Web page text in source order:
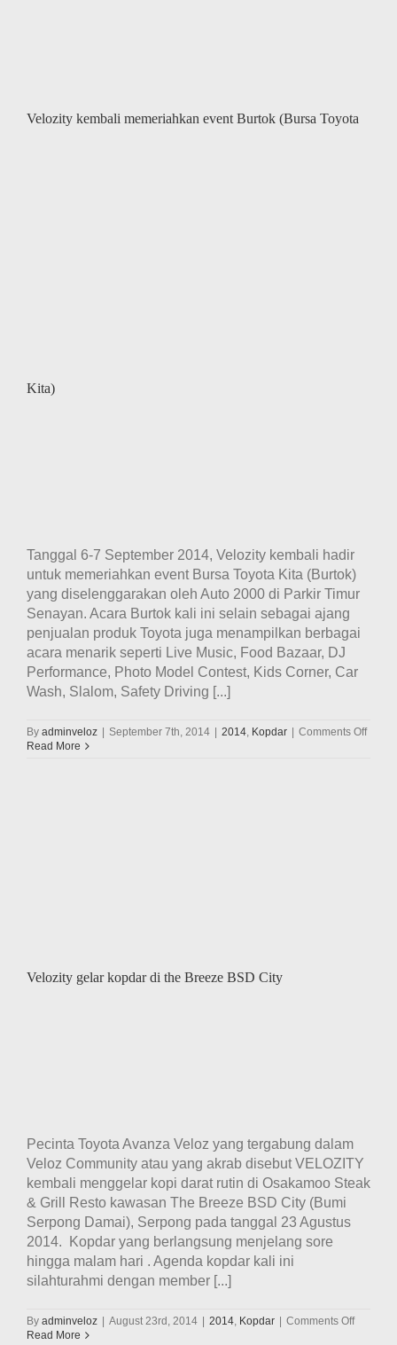
Velozity kembali memeriahkan event Burtok (Bursa Toyota
Kita)
Tanggal 6-7 September 2014, Velozity kembali hadir
untuk memeriahkan event Bursa Toyota Kita (Burtok)
yang diselenggarakan oleh Auto 2000 di Parkir Timur
Senayan. Acara Burtok kali ini selain sebagai ajang
penjualan produk Toyota juga menampilkan berbagai
acara menarik seperti Live Music, Food Bazaar, DJ
Performance, Photo Model Contest, Kids Corner, Car
Wash, Slalom, Safety Driving [...]
By adminveloz September 7th, 2014 2014, Kopdar Comments Offon
Read More
Velozity gelar kopdar di the Breeze BSD City
Pecinta Toyota Avanza Veloz yang tergabung dalam
Veloz Community atau yang akrab disebut VELOZITY
kembali menggelar kopi darat rutin di Osakamoo Steak
& Grill Resto kawasan The Breeze BSD City (Bumi
Serpong Damai), Serpong pada tanggal 23 Agustus
2014. Kopdar yang berlangsung menjelang sore
hingga malam hari . Agenda kopdar kali ini
silahturahmi dengan member [...]
By adminveloz August 23rd, 2014 2014, Kopdar Comments Offon
Read More